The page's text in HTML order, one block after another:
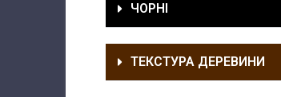
ЧОРНІ
ТЕКСТУРА ДЕРЕВИНИ